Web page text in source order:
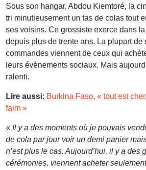
Sous son hangar, Abdou Kiemtoré, la
tri minutieusement un tas de colas tout
ses voisins. Ce grossiste exerce dans
depuis plus de trente ans. La plupart de
commandes viennent de ceux qui
leurs évènements sociaux. Mais
ralenti.
Lire aussi: Burkina Faso, « tout est
faim »
« Il y a des moments où je pouvais
de cola par jour voir un demi panier
n’est plus le cas. Aujourd’hui, il y a des
cérémonies, viennent acheter